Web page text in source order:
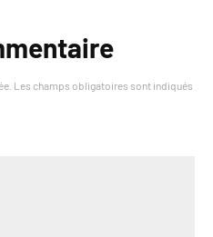
Les champs obligatoires sont indiqués